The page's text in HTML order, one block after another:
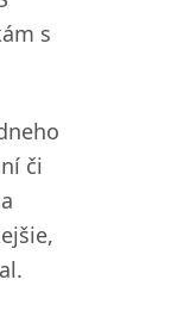
s
či